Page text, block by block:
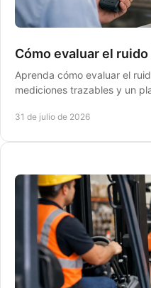
Cómo evaluar el
Aprenda cómo evaluar el
mediciones trazables y un
31 de julio de 2026